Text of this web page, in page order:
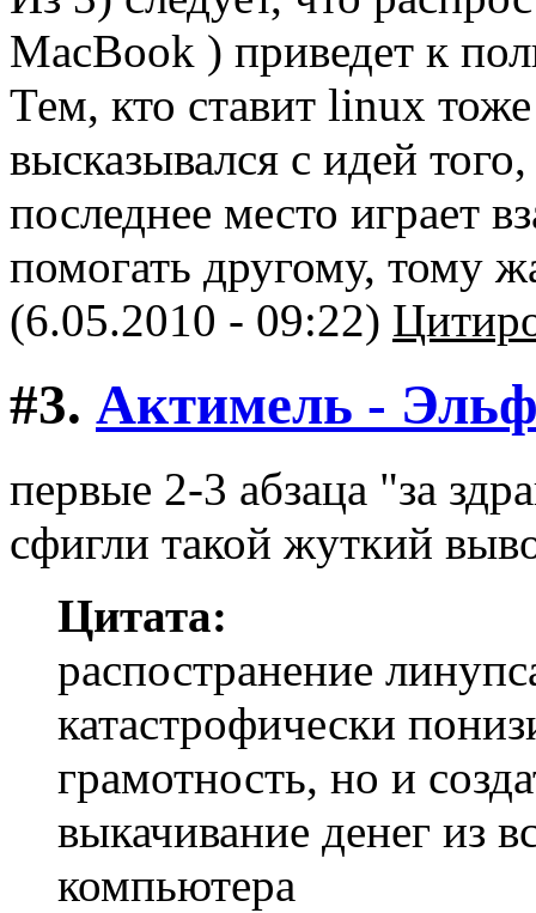
MacBook ) приведет к
Тем, кто ставит linux
высказывался с идей
последнее место играет
помогать другому, тому
(6.05.2010 - 09:22)
#3. Актимель -
первые 2-3 абзаца "за
сфигли такой жуткий
Цитата:
распостранение
катастрофически
грамотность, но и
выкачивание денег из
компьютера